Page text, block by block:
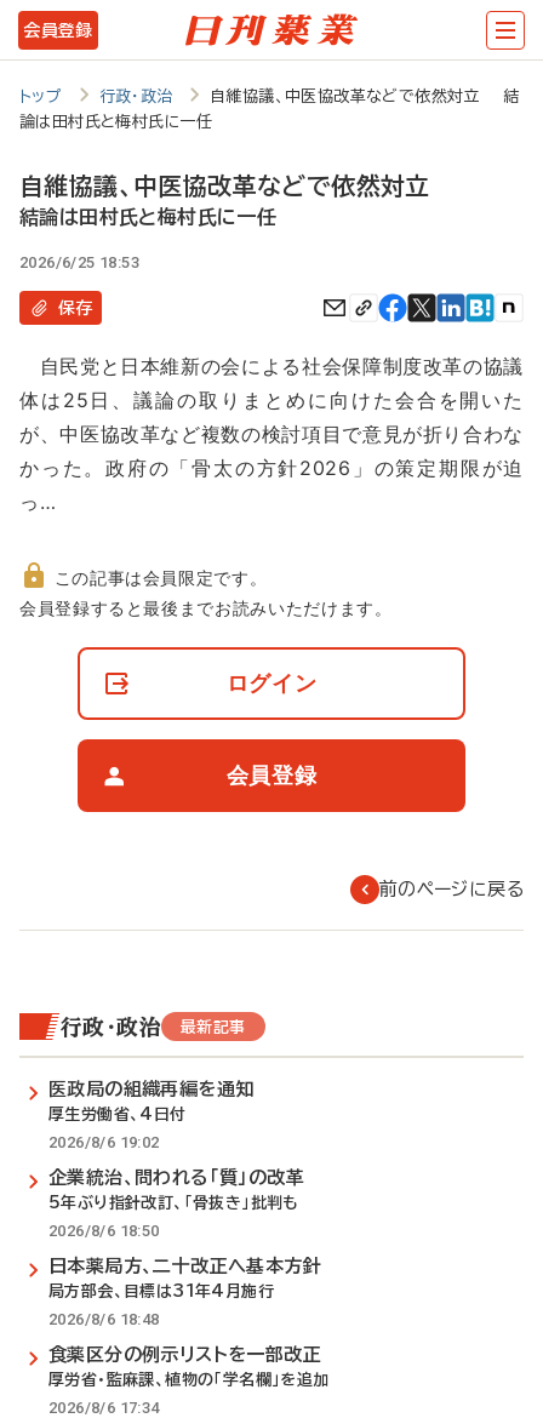
メ
イ
テ
ツ
に
動
会員登録
トップ 行政・政治
自維協議、中医協改革などで依然対立 結
論は田村氏と梅村氏に一任
自維協議、中医協改革などで依然対立
結論は田村氏と梅村氏に一任
2026/6/25 18:53
保存
自民党と日本維新の会による社会保障制度改革の協議
体は25日、議論の取りまとめに向けた会合を開いた
が、中医協改革など複数の検討項目で意見が折り合わな
かった。政府の「骨太の方針2026」の策定期限が迫
っ…
非
この記事は会員限定です。
会員登録すると最後までお読みいただけます。
ログイン
会員登録
前のページに戻る
行政・政治 最新記事
医政局の組織再編を通知
厚生労働省、4日付
2026/8/6 19:02
企業統治、問われる「質」の改革
5年ぶり指針改訂、「骨抜き」批判も
2026/8/6 18:50
日本薬局方、二十改正へ基本方針
局方部会、目標は31年4月施行
2026/8/6 18:48
食薬区分の例示リストを一部改正
厚労省・監麻課、植物の「学名欄」を追加
2026/8/6 17:34